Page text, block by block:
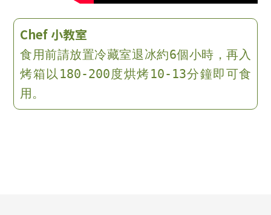
Chef 小教室
食用前請放置冷藏室退冰約6個小時，再入
烤箱以180-200度烘烤10-13分鐘即可食
用。